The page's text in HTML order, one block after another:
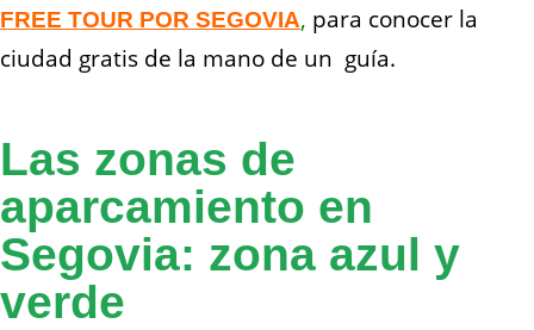
FREE TOUR POR SEGOVIA, para conocer la
ciudad gratis de la mano de un guía.
Las zonas de
aparcamiento en
Segovia: zona azul y
verde